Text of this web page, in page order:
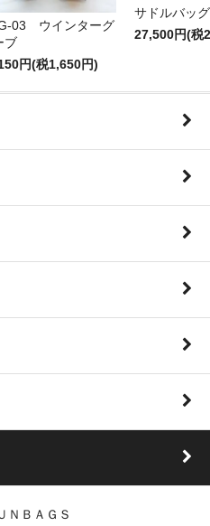
03 ウインターグ
ブ
円(税1,650円)
サドルバッ
27,500円(税
ＮＢＡＧＳ